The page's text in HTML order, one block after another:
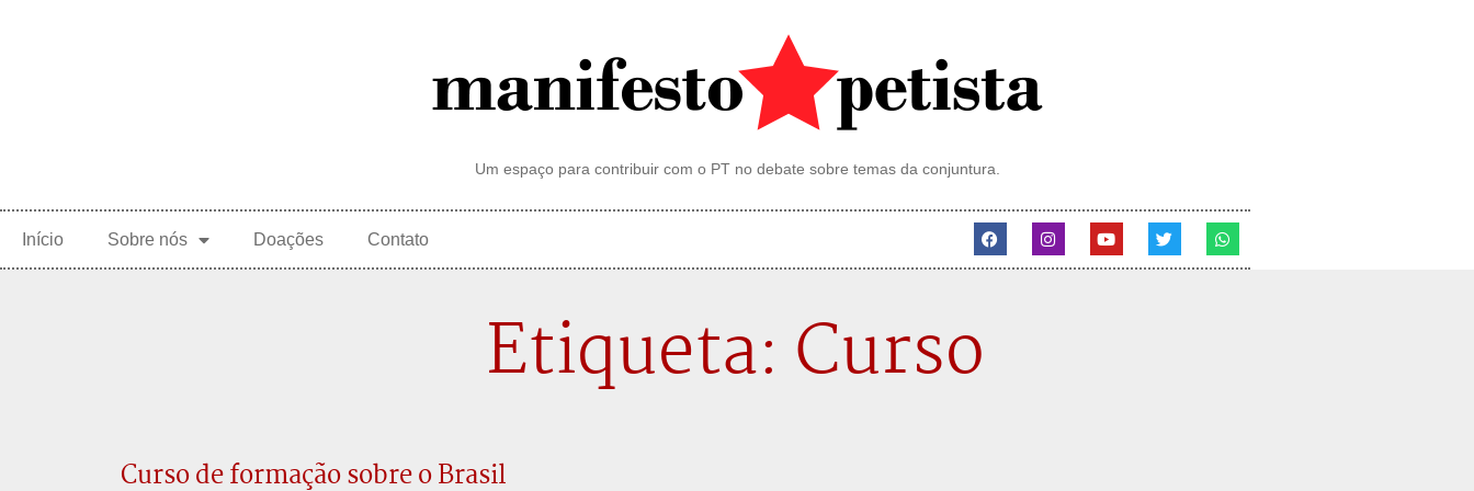
Um espaço para contribuir com o PT no debate sobre temas da conjuntura.
Início Sobre nós Doações Contato
Etiqueta: Curso
Curso de formação sobre o Brasil